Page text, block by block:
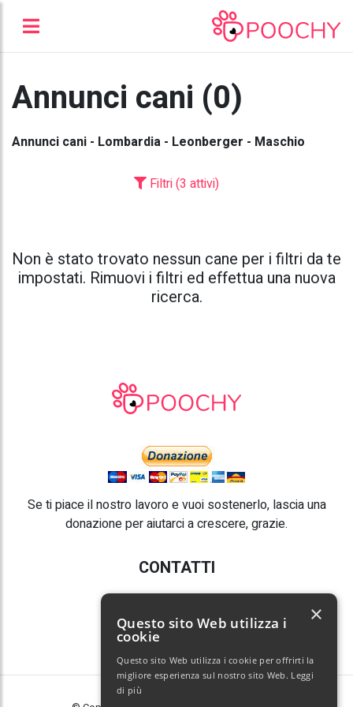
Annunci cani (0)
Annunci cani - Lombardia - Leonberger - Maschio
Filtri (3 attivi)
Non è stato trovato nessun cane per i filtri da te
impostati. Rimuovi i filtri ed effettua una nuova
ricerca.
Se ti piace il nostro lavoro e vuoi sostenerlo, lascia una
donazione per aiutarci a crescere, grazie.
CONTATTI
E-mail:info@poochy.it
Questo sito Web utilizza i
cookie
Questo sito Web utilizza i cookie per offrirti la
migliore esperienza sul nostro sito Web. Leggi
di più
×